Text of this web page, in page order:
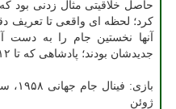
حاصل خلاقیتی مثال زدنی بود که
کرد؛ لحظه ای واقعی تا تعریف
آنها نخستین جام را به دست
جدیدشان بودند؛ پادشاهی که تا ۱۲ سال بعد، صحبت ها درباره او بود.
ژوئن